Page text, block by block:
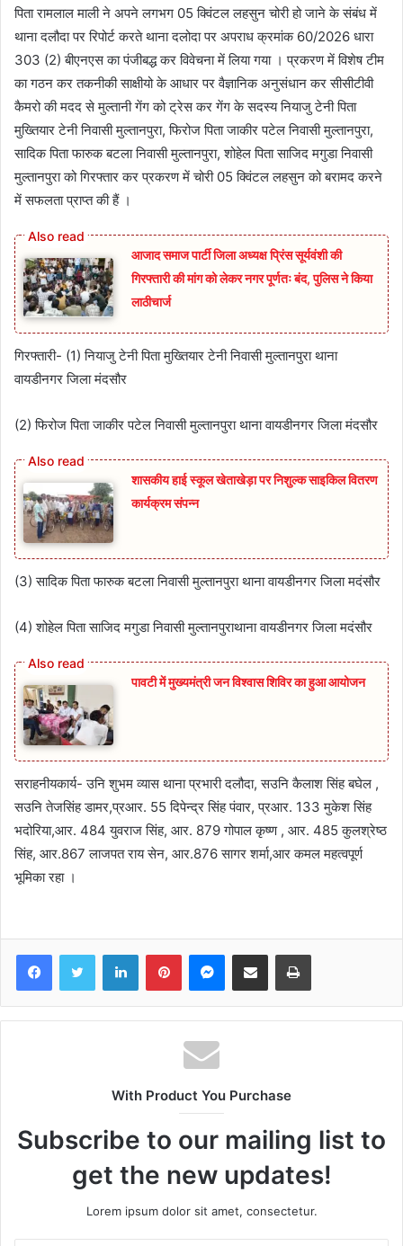
पिता रामलाल माली ने अपने लगभग 05 क्विंटल लहसुन चोरी हो जाने के संबंध में
थाना दलौदा पर रिपोर्ट करते थाना दलोदा पर अपराध क्रमांक 60/2026 धारा
303 (2) बीएनएस का पंजीबद्ध कर विवेचना में लिया गया । प्रकरण में विशेष टीम
का गठन कर तकनीकी साक्षीयो के आधार पर वैज्ञानिक अनुसंधान कर सीसीटीवी
कैमरो की मदद से मुल्तानी गेंग को ट्रेस कर गेंग के सदस्य नियाजु टेनी पिता
मुख्तियार टेनी निवासी मुल्तानपुरा, फिरोज पिता जाकीर पटेल निवासी मुल्तानपुरा,
सादिक पिता फारुक बटला निवासी मुल्तानपुरा, शोहेल पिता साजिद मगुडा निवासी
मुल्तानपुरा को गिरफ्तार कर प्रकरण में चोरी 05 क्विंटल लहसुन को बरामद करने
में सफलता प्राप्त की हैं ।
आजाद समाज पार्टी जिला अध्यक्ष प्रिंस सूर्यवंशी की
गिरफ्तारी की मांग को लेकर नगर पूर्णतः बंद, पुलिस ने किया
लाठीचार्ज
गिरफ्तारी- (1) नियाजु टेनी पिता मुख्तियार टेनी निवासी मुल्तानपुरा थाना
वायडीनगर जिला मंदसौर
(2) फिरोज पिता जाकीर पटेल निवासी मुल्तानपुरा थाना वायडीनगर जिला मंदसौर
शासकीय हाई स्कूल खेताखेड़ा पर निशुल्क साइकिल वितरण
कार्यक्रम संपन्न
(3) सादिक पिता फारुक बटला निवासी मुल्तानपुरा थाना वायडीनगर जिला मदंसौर
(4) शोहेल पिता साजिद मगुडा निवासी मुल्तानपुराथाना वायडीनगर जिला मदंसौर
पावटी में मुख्यमंत्री जन विश्वास शिविर का हुआ आयोजन
सराहनीयकार्य- उनि शुभम व्यास थाना प्रभारी दलौदा, सउनि कैलाश सिंह बघेल ,
सउनि तेजसिंह डामर,प्रआर. 55 दिपेन्द्र सिंह पंवार, प्रआर. 133 मुकेश सिंह
भदोरिया,आर. 484 युवराज सिंह, आर. 879 गोपाल कृष्ण , आर. 485 कुलश्रेष्ठ
सिंह, आर.867 लाजपत राय सेन, आर.876 सागर शर्मा,आर कमल महत्वपूर्ण
भूमिका रहा ।
FacebookTwitter LinkedInPinterestMessenger
Share via Email Print
With Product You Purchase
Subscribe to our mailing list to
get the new updates!
Lorem ipsum dolor sit amet, consectetur.